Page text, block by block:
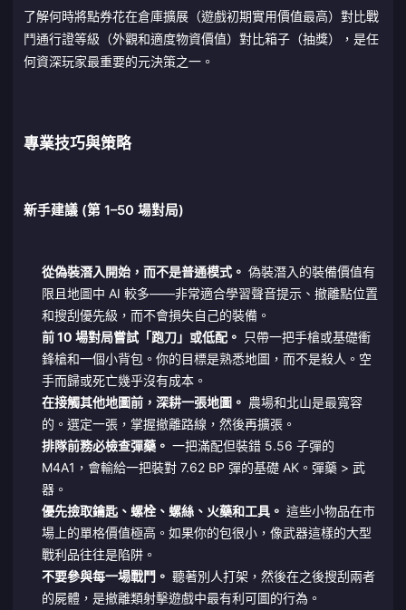
了解何時將點券花在倉庫擴展（遊戲初期實用價值最高）對比戰
鬥通行證等級（外觀和適度物資價值）對比箱子（抽獎），是任
何資深玩家最重要的元決策之一。
專業技巧與策略
新手建議 (第 1–50 場對局)
從偽裝潛入開始，而不是普通模式。 偽裝潛入的裝備價值有
限且地圖中 AI 較多——非常適合學習聲音提示、撤離點位置
和搜刮優先級，而不會損失自己的裝備。
前 10 場對局嘗試「跑刀」或低配。 只帶一把手槍或基礎衝
鋒槍和一個小背包。你的目標是熟悉地圖，而不是殺人。空
手而歸或死亡幾乎沒有成本。
在接觸其他地圖前，深耕一張地圖。 農場和北山是最寬容
的。選定一張，掌握撤離路線，然後再擴張。
排隊前務必檢查彈藥。 一把滿配但裝錯 5.56 子彈的
M4A1，會輸給一把裝對 7.62 BP 彈的基礎 AK。彈藥 > 武
器。
優先撿取鑰匙、螺栓、螺絲、火藥和工具。 這些小物品在市
場上的單格價值極高。如果你的包很小，像武器這樣的大型
戰利品往往是陷阱。
不要參與每一場戰鬥。 聽著別人打架，然後在之後搜刮兩者
的屍體，是撤離類射擊遊戲中最有利可圖的行為。